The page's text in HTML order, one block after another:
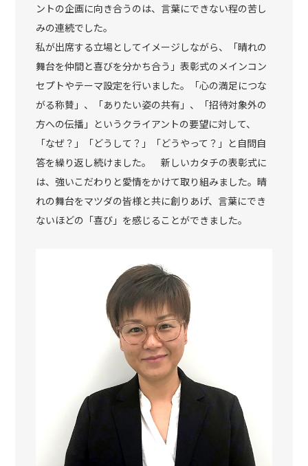
ントの企画に向き合うのは、言葉にできない程の苦し
みの連続でした。
私が出席する立場としてイメージしながら、「晴れの
舞台を仲間と喜びを分かち合う」表彰式のメインコン
セプトやテーマ設定を行いました。「心の満足につな
がる称賛」、「ありたい姿の共有」、「招待対象外の
方への伝播」というクライアントの要望に対して、
「なぜ？」「どうして？」「どうやって？」と自問自
答を繰り返し続けました。 新しいカタチの表彰式に
は、強いこだわりと愛情をかけて取り組みました。晴
れの舞台をマツダの皆様と共に創りあげ、言葉にでき
ないほどの「喜び」を感じることができました。